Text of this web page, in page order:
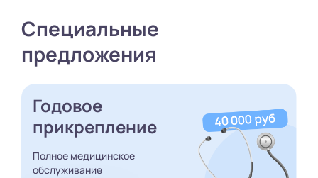
Специальные
предложения
Годовое
прикрепление
Полное медицинское
обслуживание